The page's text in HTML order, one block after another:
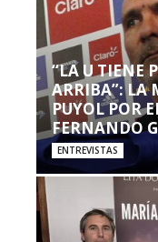
“LA U TIENE
ARRIBA”: LA
PUYOL POR
FERNANDO
ENTREVISTAS